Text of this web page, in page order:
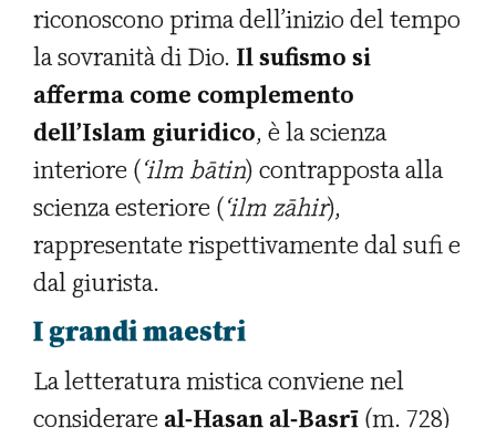
riconoscono prima dell’inizio del tempo
la sovranità di Dio. Il sufismo si
afferma come complemento
dell’Islam giuridico, è la scienza
interiore (‘ilm bātin) contrapposta alla
scienza esteriore (‘ilm zāhir),
rappresentate rispettivamente dal sufi e
dal giurista.
I grandi maestri
La letteratura mistica conviene nel
considerareal-Hasan al-Basrī (m. 728)